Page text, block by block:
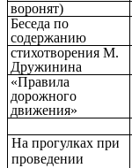
воронят)
Беседа по
содержанию
стихотворения М.
Дружинина
«Правила
дорожного
движения»
На прогулках при
проведении